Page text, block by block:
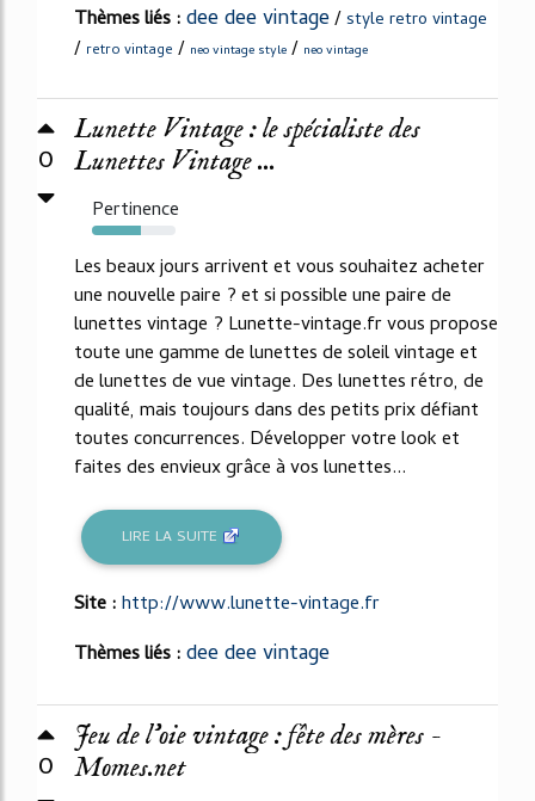
Thèmes liés :dee dee vintage/style retro vintage
/ retro vintage / neo vintage style / neo vintage
0
Lunette Vintage : le spécialiste des
Lunettes Vintage ...
Pertinence
58%
Les beaux jours arrivent et vous souhaitez acheter
une nouvelle paire ? et si possible une paire de
lunettes vintage ? Lunette-vintage.fr vous propose
toute une gamme de lunettes de soleil vintage et
de lunettes de vue vintage. Des lunettes rétro, de
qualité, mais toujours dans des petits prix défiant
toutes concurrences. Développer votre look et
faites des envieux grâce à vos lunettes...
LIRE LA SUITE
Site :http://www.lunette-vintage.fr
Thèmes liés :dee dee vintage
0
Jeu de l'oie vintage : fête des mères -
Momes.net